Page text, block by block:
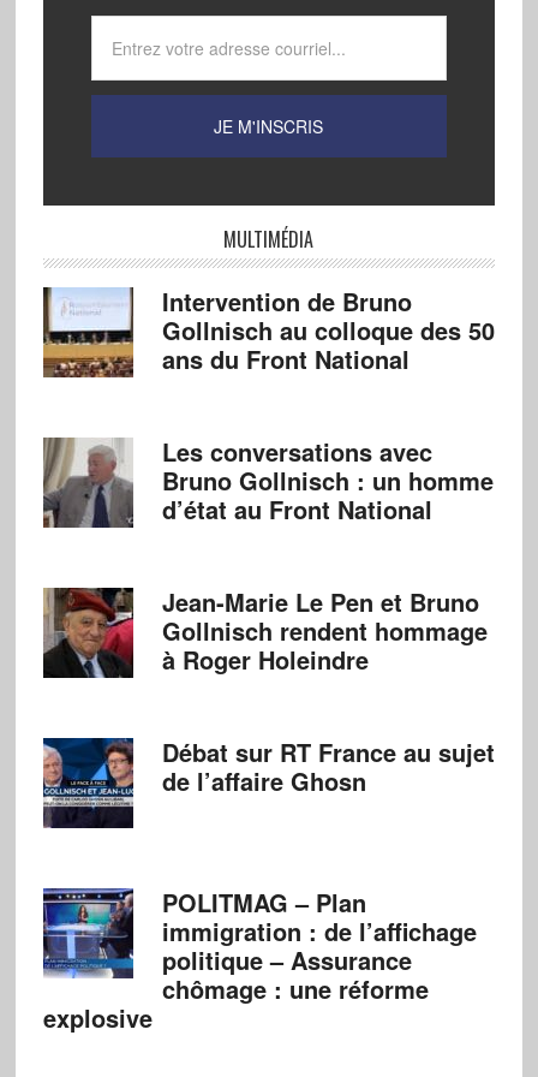
MULTIMÉDIA
Intervention de Bruno
Gollnisch au colloque des 50
ans du Front National
Les conversations avec
Bruno Gollnisch : un homme
d’état au Front National
Jean-Marie Le Pen et Bruno
Gollnisch rendent hommage
à Roger Holeindre
Débat sur RT France au sujet
de l’affaire Ghosn
POLITMAG – Plan
immigration : de l’affichage
politique – Assurance
chômage : une réforme
explosive